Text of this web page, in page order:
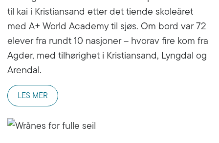
til kai i Kristiansand etter det tiende skoleåret
med A+ World Academy til sjøs. Om bord var 72
elever fra rundt 10 nasjoner – hvorav fire kom fra
Agder, med tilhørighet i Kristiansand, Lyngdal og
Arendal.
LES MER